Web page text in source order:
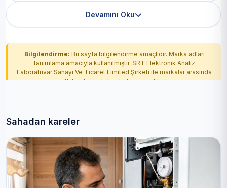
Devamını Oku
Bilgilendirme: Bu sayfa bilgilendirme amaçlıdır. Marka adları
tanımlama amacıyla kullanılmıştır. SRT Elektronik Analiz
Laboratuvar Sanayi Ve Ticaret Limited Şirketi ile markalar arasında
yetkilendirme ilişkisi bulunmamaktadır.
Sahadan kareler